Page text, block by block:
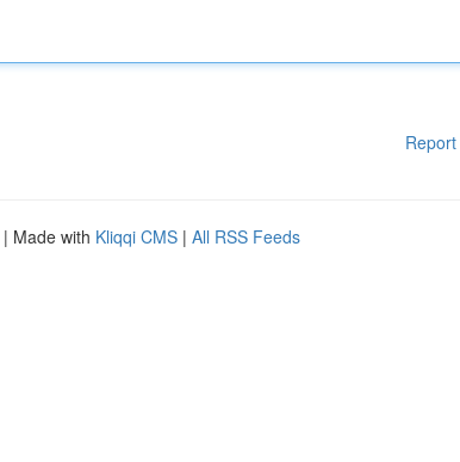
| Made with Kliqqi CMS | All RSS Feeds